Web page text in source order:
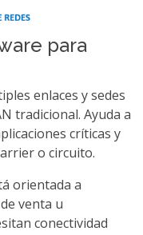
para
enlaces y sedes
tradicional. Ayuda a
críticas y
o circuito.
orientada a
venta u
conectividad